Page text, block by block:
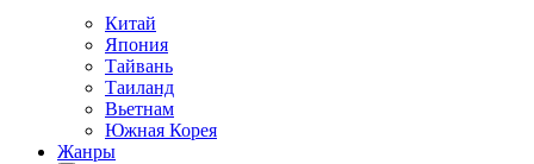
Китай
Япония
Тайвань
Таиланд
Вьетнам
Южная Корея
Жанры